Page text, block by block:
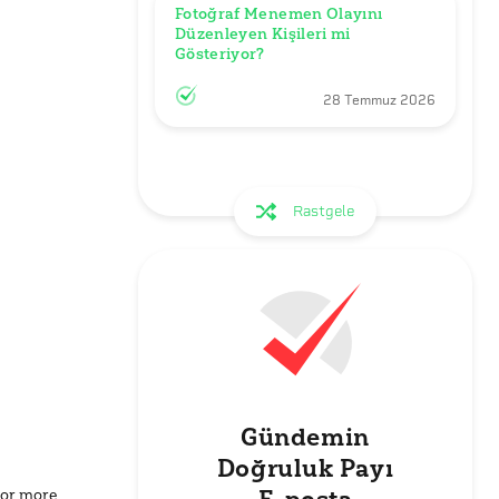
more
Fotoğraf Menemen Olayını
Düzenleyen Kişileri mi
Gösteriyor?
28 Temmuz 2026
Rastgele
Gündemin
Doğruluk Payı